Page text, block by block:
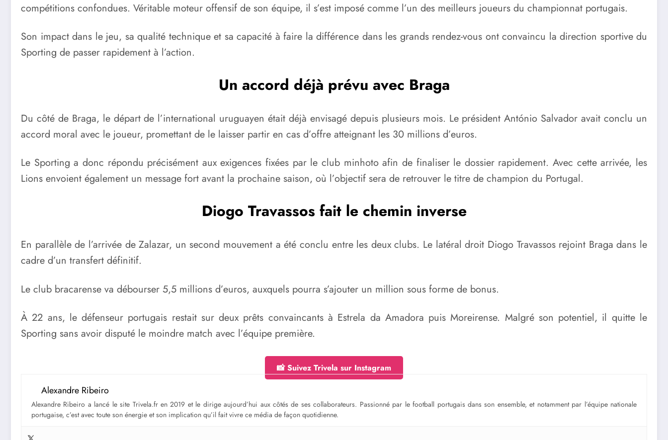
compétitions confondues. Véritable moteur offensif de son équipe, il s’est imposé comme l’un des meilleurs joueurs du championnat portugais.
Son impact dans le jeu, sa qualité technique et sa capacité à faire la différence dans les grands rendez-vous ont convaincu la direction sportive du
Sporting de passer rapidement à l’action.
Un accord déjà prévu avec Braga
Du côté de Braga, le départ de l’international uruguayen était déjà envisagé depuis plusieurs mois. Le président António Salvador avait conclu un
accord moral avec le joueur, promettant de le laisser partir en cas d’offre atteignant les 30 millions d’euros.
Le Sporting a donc répondu précisément aux exigences fixées par le club minhoto afin de finaliser le dossier rapidement. Avec cette arrivée, les
Lions envoient également un message fort avant la prochaine saison, où l’objectif sera de retrouver le titre de champion du Portugal.
Diogo Travassos fait le chemin inverse
En parallèle de l’arrivée de Zalazar, un second mouvement a été conclu entre les deux clubs. Le latéral droit Diogo Travassos rejoint Braga dans le
cadre d’un transfert définitif.
Le club bracarense va débourser 5,5 millions d’euros, auxquels pourra s’ajouter un million sous forme de bonus.
À 22 ans, le défenseur portugais restait sur deux prêts convaincants à Estrela da Amadora puis Moreirense. Malgré son potentiel, il quitte le
Sporting sans avoir disputé le moindre match avec l’équipe première.
📸 Suivez Trivela sur Instagram
Alexandre Ribeiro
Alexandre Ribeiro a lancé le site Trivela.fr en 2019 et le dirige aujourd’hui aux côtés de ses collaborateurs. Passionné par le football portugais dans son ensemble, et notamment par l’équipe nationale
portugaise, c’est avec toute son énergie et son implication qu’il fait vivre ce média de façon quotidienne.